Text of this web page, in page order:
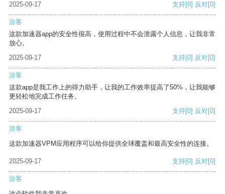
2025-09-17
支持[0] 反对[0]
游客
这款加速器app的安全性很高，使用过程中不会泄露个人信息，让我非常
放心。
2025-09-17
支持[0] 反对[0]
游客
这款app是我工作上的得力助手，让我的工作效率提高了50%，让我能够
更轻松地完成工作任务。
2025-09-17
支持[0] 反对[0]
游客
这款加速器VPM应用程序可以给你提供全球覆盖和最高安全性的连接。
2025-09-17 支持[0] 反对[0]
游客